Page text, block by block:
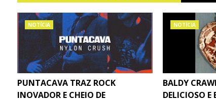
NOTÍCIA
PUNTACAVA TRAZ ROCK
INOVADOR E CHEIO DE
NOTÍCIA
BALDY
DELICIOSO